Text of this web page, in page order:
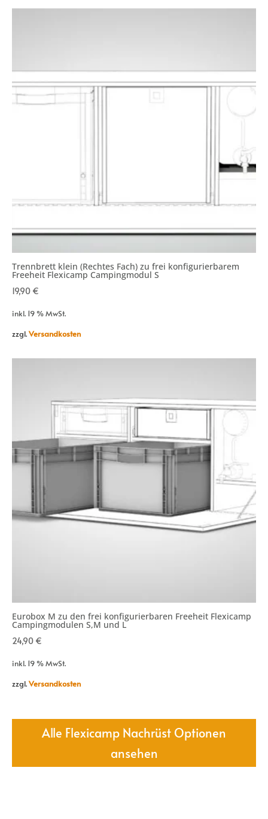
Trennbrett klein (Rechtes Fach) zu frei konfigurierbarem
Freeheit Flexicamp Campingmodul S
19,90 €
inkl. 19 % MwSt.
zzgl.Versandkosten
Eurobox M zu den frei konfigurierbaren Freeheit Flexicamp
Campingmodulen S,M und L
24,90 €
inkl. 19 % MwSt.
zzgl.Versandkosten
Alle Flexicamp Nachrüst Optionen
ansehen